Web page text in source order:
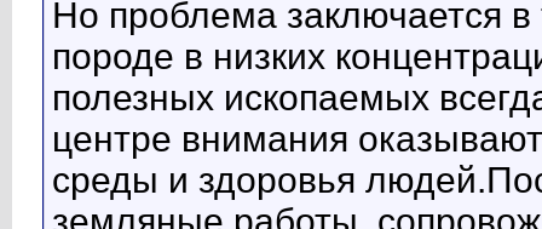
Но проблема заключается
породе в низких
полезных ископаемых
центре внимания
среды и здоровья